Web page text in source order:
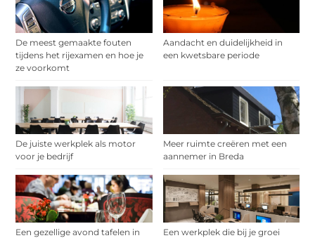
De meest gemaakte fouten
tijdens het rijexamen en hoe je
ze voorkomt
Aandacht en duidelijkheid in
een kwetsbare periode
De juiste werkplek als motor
voor je bedrijf
Meer ruimte creëren met een
aannemer in Breda
Een gezellige avond tafelen in
Een werkplek die bij je groei